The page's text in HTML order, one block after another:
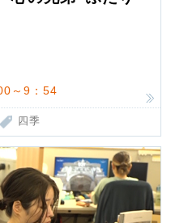
～9：54
四季